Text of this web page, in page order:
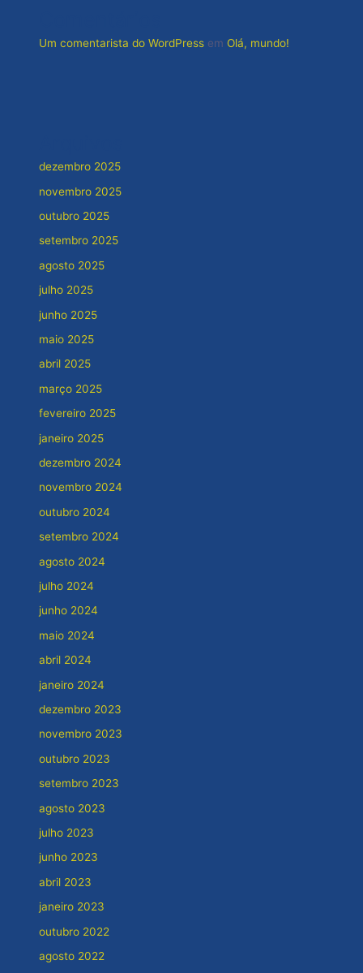
Um comentarista do WordPress em Olá, mundo!
dezembro 2025
novembro 2025
outubro 2025
setembro 2025
agosto 2025
julho 2025
junho 2025
maio 2025
abril 2025
março 2025
fevereiro 2025
janeiro 2025
dezembro 2024
novembro 2024
outubro 2024
setembro 2024
agosto 2024
julho 2024
junho 2024
maio 2024
abril 2024
janeiro 2024
dezembro 2023
novembro 2023
outubro 2023
setembro 2023
agosto 2023
julho 2023
junho 2023
abril 2023
janeiro 2023
outubro 2022
agosto 2022